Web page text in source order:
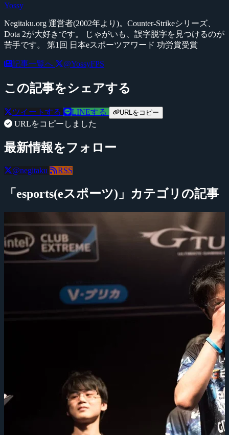
Yossy
Negitaku.org 運営者(2002年より)。Counter-Strikeシリーズ、
Dota 2が大好きです。 じゃがいも、誤字脱字を見つけるのが
苦手です。 第1回 日本eスポーツアワード 功労賞受賞
記事一覧へ @YossyFPS
この記事をシェアする
ツイートする LINEする URLをコピー
URLをコピーしました
最新情報をフォロー
@negitaku RSS
「esports(eスポーツ)」カテゴリの記事